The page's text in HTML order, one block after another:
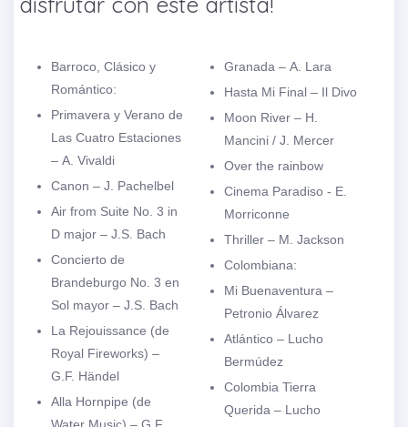
Barroco, Clásico y
Romántico:
Primavera y Verano de
Las Cuatro Estaciones
– A. Vivaldi
Canon – J. Pachelbel
Air from Suite No. 3 in
D major – J.S. Bach
Concierto de
Brandeburgo No. 3 en
Sol mayor – J.S. Bach
La Rejouissance (de
Royal Fireworks) –
G.F. Händel
Alla Hornpipe (de
Granada – A. Lara
Hasta Mi Final – Il Divo
Moon River – H.
Mancini / J. Mercer
Over the rainbow
Cinema Paradiso - E.
Morriconne
Thriller – M. Jackson
Colombiana:
Mi Buenaventura –
Petronio Álvarez
Atlántico – Lucho
Bermúdez
Colombia Tierra
Querida – Lucho